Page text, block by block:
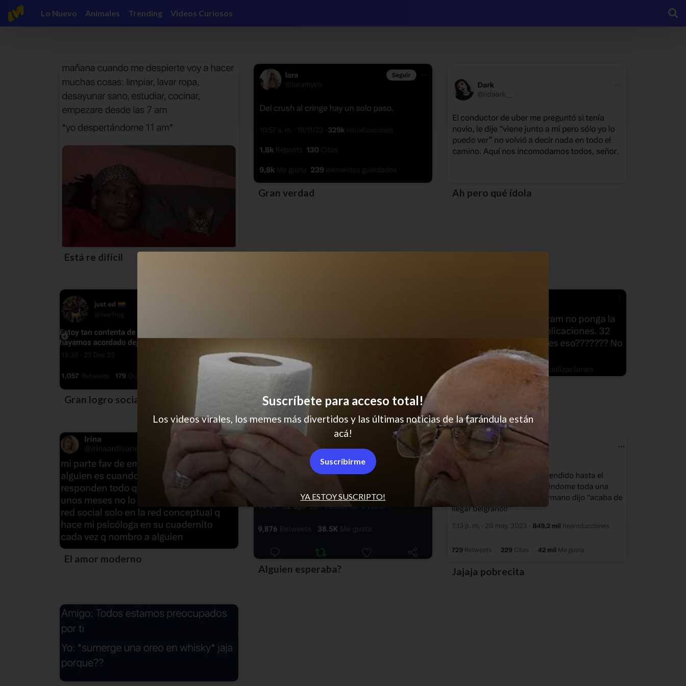
Lo Nuevo Animales Trending Videos Curiosos
Está re difícil
Gran verdad Ah pero qué ídola
Gran logro social Manteca = amor?
El amor moderno
Alguien esperaba?
Jajaja pobrecita
YA ESTOY SUSCRIPTO!
Suscríbete para acceso total!
Los videos virales, los memes más divertidos y las últimas noticias de la farándula están
acá!
Suscribirme